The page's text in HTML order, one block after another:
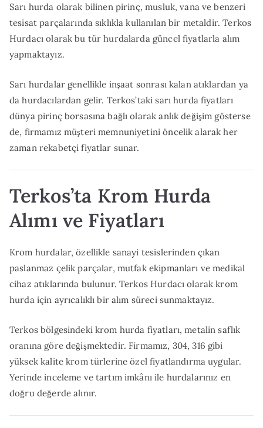
Sarı hurda olarak bilinen pirinç, musluk, vana ve benzeri
tesisat parçalarında sıklıkla kullanılan bir metaldir. Terkos
Hurdacı olarak bu tür hurdalarda güncel fiyatlarla alım
yapmaktayız.
Sarı hurdalar genellikle inşaat sonrası kalan atıklardan ya
da hurdacılardan gelir. Terkos’taki sarı hurda fiyatları
dünya pirinç borsasına bağlı olarak anlık değişim gösterse
de, firmamız müşteri memnuniyetini öncelik alarak her
zaman rekabetçi fiyatlar sunar.
Terkos’ta Krom Hurda
Alımı ve Fiyatları
Krom hurdalar, özellikle sanayi tesislerinden çıkan
paslanmaz çelik parçalar, mutfak ekipmanları ve medikal
cihaz atıklarında bulunur. Terkos Hurdacı olarak krom
hurda için ayrıcalıklı bir alım süreci sunmaktayız.
Terkos bölgesindeki krom hurda fiyatları, metalin saflık
oranına göre değişmektedir. Firmamız, 304, 316 gibi
yüksek kalite krom türlerine özel fiyatlandırma uygular.
Yerinde inceleme ve tartım imkânı ile hurdalarınız en
doğru değerde alınır.